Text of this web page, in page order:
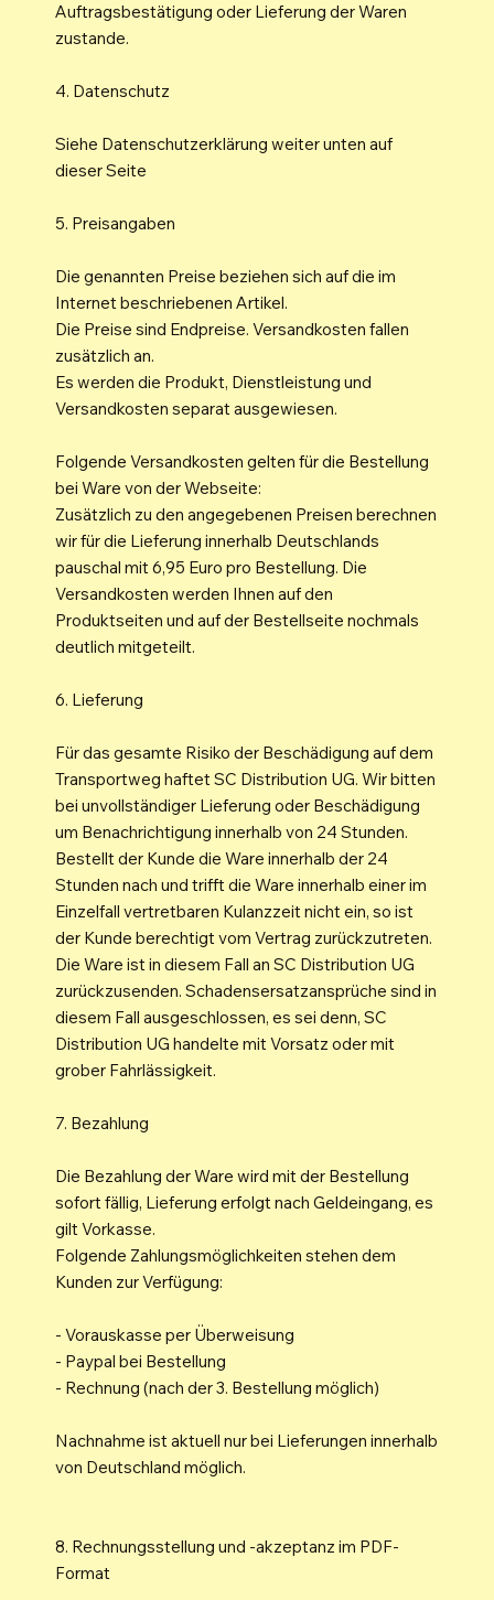
Auftragsbestätigung oder Lieferung der Waren
zustande.
4. Datenschutz
Siehe Datenschutzerklärung weiter unten auf
dieser Seite
5. Preisangaben
Die genannten Preise beziehen sich auf die im
Internet beschriebenen Artikel.
Die Preise sind Endpreise. Versandkosten fallen
zusätzlich an.
Es werden die Produkt, Dienstleistung und
Versandkosten separat ausgewiesen.
Folgende Versandkosten gelten für die Bestellung
bei Ware von der Webseite:
Zusätzlich zu den angegebenen Preisen berechnen
wir für die Lieferung innerhalb Deutschlands
pauschal mit 6,95 Euro pro Bestellung. Die
Versandkosten werden Ihnen auf den
Produktseiten und auf der Bestellseite nochmals
deutlich mitgeteilt.
6. Lieferung
Für das gesamte Risiko der Beschädigung auf dem
Transportweg haftet SC Distribution UG. Wir bitten
bei unvollständiger Lieferung oder Beschädigung
um Benachrichtigung innerhalb von 24 Stunden.
Bestellt der Kunde die Ware innerhalb der 24
Stunden nach und trifft die Ware innerhalb einer im
Einzelfall vertretbaren Kulanzzeit nicht ein, so ist
der Kunde berechtigt vom Vertrag zurückzutreten.
Die Ware ist in diesem Fall an SC Distribution UG
zurückzusenden. Schadensersatzansprüche sind in
diesem Fall ausgeschlossen, es sei denn, SC
Distribution UG handelte mit Vorsatz oder mit
grober Fahrlässigkeit.
7. Bezahlung
Die Bezahlung der Ware wird mit der Bestellung
sofort fällig, Lieferung erfolgt nach Geldeingang, es
gilt Vorkasse.
Folgende Zahlungsmöglichkeiten stehen dem
Kunden zur Verfügung:
- Vorauskasse per Überweisung
- Paypal bei Bestellung
- Rechnung (nach der 3. Bestellung möglich)
Nachnahme ist aktuell nur bei Lieferungen innerhalb
von Deutschland möglich.
8. Rechnungsstellung und -akzeptanz im PDF-
Format